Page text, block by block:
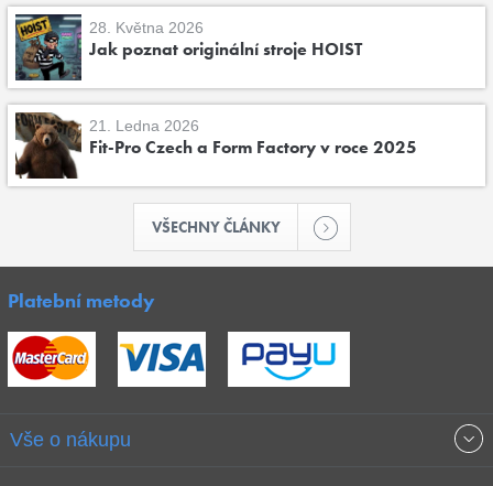
28. Května 2026
Jak poznat originální stroje HOIST
21. Ledna 2026
Fit-Pro Czech a Form Factory v roce 2025
VŠECHNY ČLÁNKY
Platební metody
Vše o nákupu